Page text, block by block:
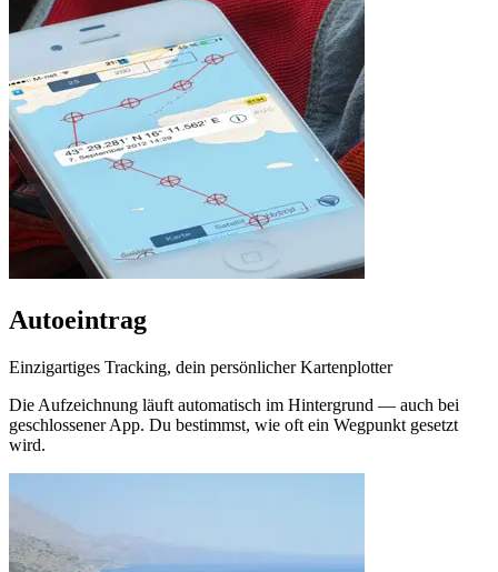
Autoeintrag
Einzigartiges Tracking, dein persönlicher Kartenplotter
Die Aufzeichnung läuft automatisch im Hintergrund — auch bei
geschlossener App. Du bestimmst, wie oft ein Wegpunkt gesetzt
wird.